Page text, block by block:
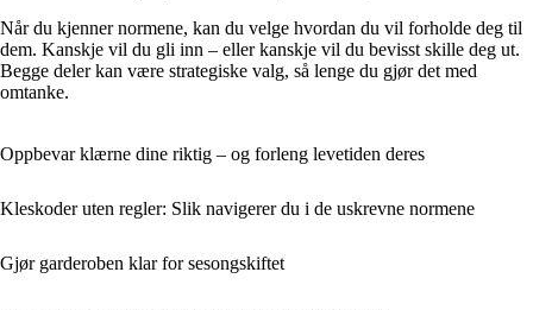
Når du kjenner normene, kan du velge hvordan du vil forholde deg til
dem. Kanskje vil du gli inn – eller kanskje vil du bevisst skille deg ut.
Begge deler kan være strategiske valg, så lenge du gjør det med
omtanke.
Oppbevar klærne dine riktig – og forleng levetiden deres
Kleskoder uten regler: Slik navigerer du i de uskrevne normene
Gjør garderoben klar for sesongskiftet